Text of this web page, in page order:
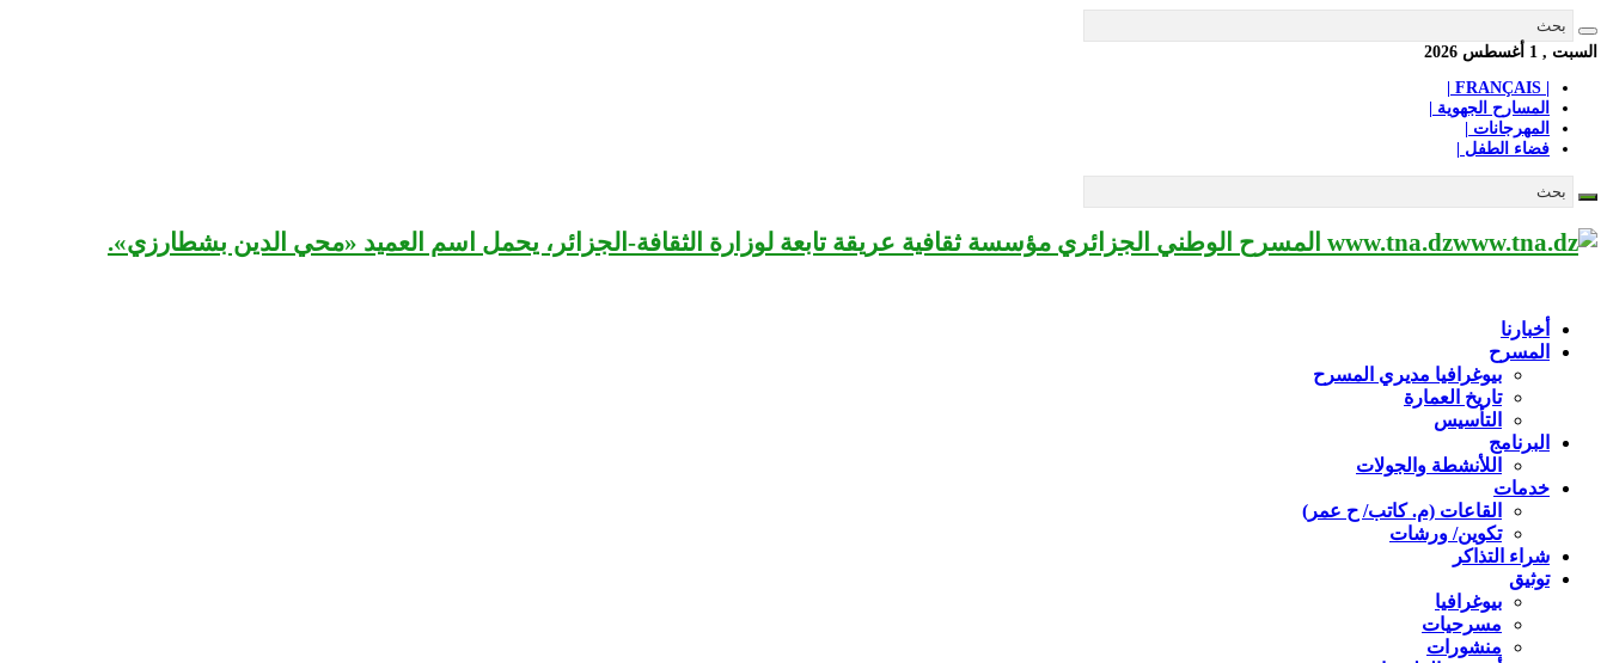
السبت , 1 أغسطس 2026
المسارح الجهوية |
المهرجانات |
فضاء الطفل |
www.tna.dz المسرح الوطني الجزائري مؤسسة ثقافية عريقة تابعة لوزارة الثقافة-الجزائر، يحمل اسم العميد «محي الدين بشطارزي».
أخبارنا
المسرح
بيوغرافيا مديري المسرح
تاريخ العمارة
التأسيس
البرنامج
اللأنشطة والجولات
خدمات
القاعات (م. كاتب/ ح عمر)
تكوين/ ورشات
شراء التذاكر
توثيق
بيوغرافيا
مسرحيات
منشورات